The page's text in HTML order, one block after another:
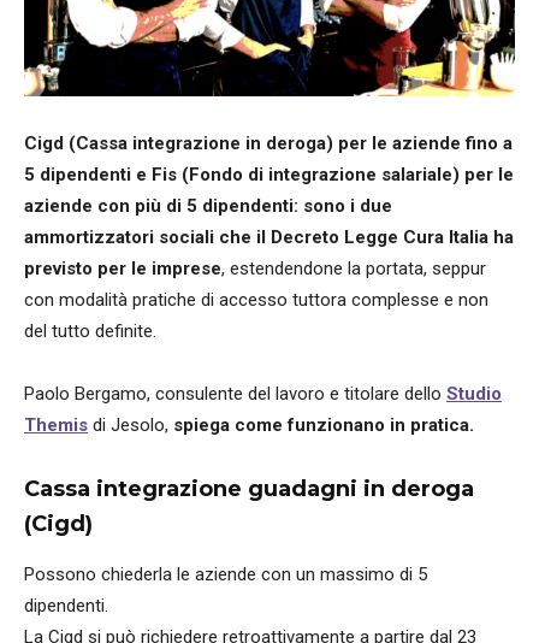
Cigd (Cassa integrazione in deroga) per le aziende fino a
5 dipendenti e Fis (Fondo di integrazione salariale) per le
aziende con più di 5 dipendenti: sono i due
ammortizzatori sociali che il Decreto Legge Cura Italia ha
previsto per le imprese, estendendone la portata, seppur
con modalità pratiche di accesso tuttora complesse e non
del tutto definite.
Paolo Bergamo, consulente del lavoro e titolare dello Studio
Themis di Jesolo, spiega come funzionano in pratica.
Cassa integrazione guadagni in deroga
(Cigd)
Possono chiederla le aziende con un massimo di 5
dipendenti.
La Cigd si può richiedere retroattivamente a partire dal 23